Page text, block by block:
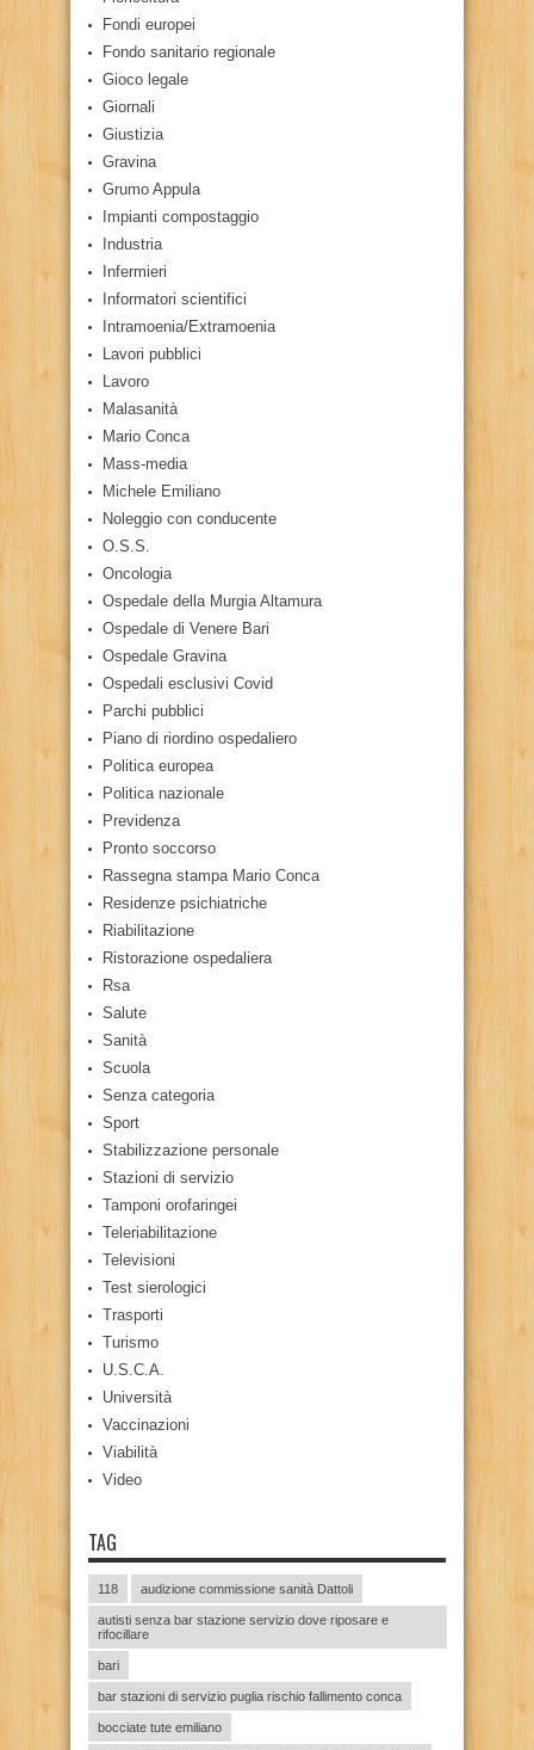
Fondi europei
Fondo sanitario regionale
Gioco legale
Giornali
Giustizia
Gravina
Grumo Appula
Impianti compostaggio
Industria
Infermieri
Informatori scientifici
Intramoenia/Extramoenia
Lavori pubblici
Lavoro
Malasanità
Mario Conca
Mass-media
Michele Emiliano
Noleggio con conducente
O.S.S.
Oncologia
Ospedale della Murgia Altamura
Ospedale di Venere Bari
Ospedale Gravina
Ospedali esclusivi Covid
Parchi pubblici
Piano di riordino ospedaliero
Politica europea
Politica nazionale
Previdenza
Pronto soccorso
Rassegna stampa Mario Conca
Residenze psichiatriche
Riabilitazione
Ristorazione ospedaliera
Rsa
Salute
Sanità
Scuola
Senza categoria
Sport
Stabilizzazione personale
Stazioni di servizio
Tamponi orofaringei
Teleriabilitazione
Televisioni
Test sierologici
Trasporti
Turismo
U.S.C.A.
Università
Vaccinazioni
Viabilità
Video
TAG
118 audizione commissione sanità Dattoli
autisti senza bar stazione servizio dove riposare e
rifocillare
bari
bar stazioni di servizio puglia rischio fallimento conca
bocciate tute emiliano